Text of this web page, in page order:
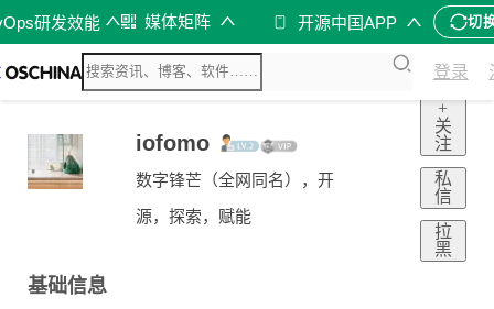
研发效能 媒体矩阵 开源中国APP 切
登录
iofomo
数字锋芒（全网同名），开
源，探索，赋能
+
关
注
私
信
拉
黑
基础信息